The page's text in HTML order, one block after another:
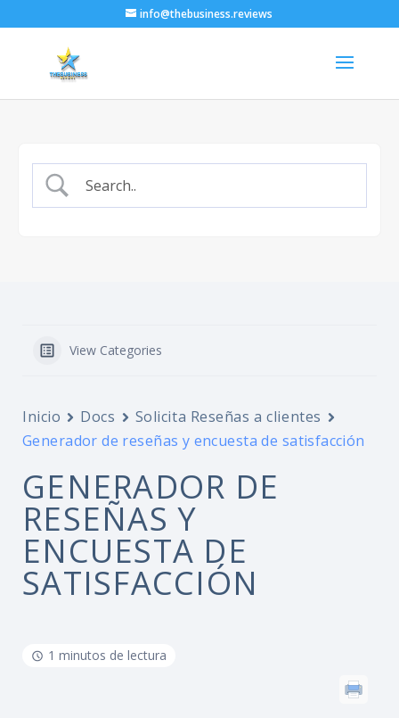
info@thebusiness.reviews
View Categories
Inicio Docs
Solicita Reseñas a clientes
Generador de reseñas y encuesta de satisfacción
GENERADOR DE
RESEÑAS Y
ENCUESTA DE
SATISFACCIÓN
1 minutos de lectura